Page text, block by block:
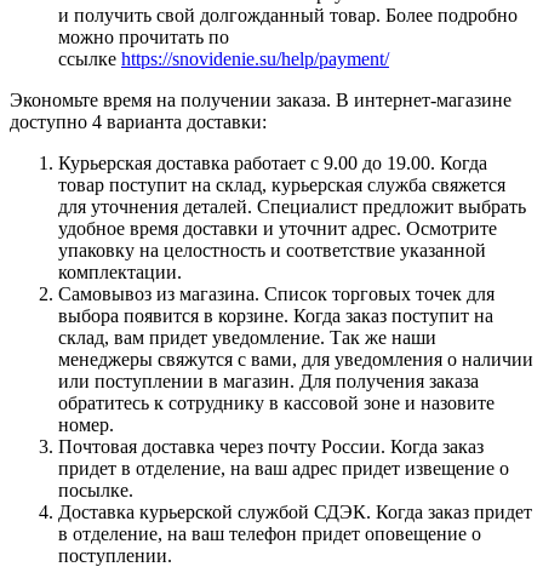
и получить свой долгожданный товар. Более подробно
можно прочитать по
ссылке https://snovidenie.su/help/payment/
Экономьте время на получении заказа. В интернет-магазине
доступно 4 варианта доставки:
Курьерская доставка работает с 9.00 до 19.00. Когда
товар поступит на склад, курьерская служба свяжется
для уточнения деталей. Специалист предложит выбрать
удобное время доставки и уточнит адрес. Осмотрите
упаковку на целостность и соответствие указанной
комплектации.
Самовывоз из магазина. Список торговых точек для
выбора появится в корзине. Когда заказ поступит на
склад, вам придет уведомление. Так же наши
менеджеры свяжутся с вами, для уведомления о наличии
или поступлении в магазин. Для получения заказа
обратитесь к сотруднику в кассовой зоне и назовите
номер.
Почтовая доставка через почту России. Когда заказ
придет в отделение, на ваш адрес придет извещение о
посылке.
Доставка курьерской службой СДЭК. Когда заказ придет
в отделение, на ваш телефон придет оповещение о
поступлении.